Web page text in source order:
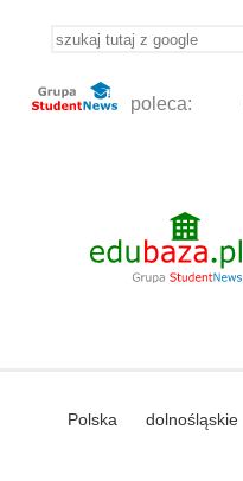
poleca:
Polska dolnośląskie